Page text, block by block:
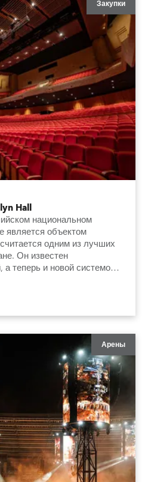
Закупки
Hall
национальном
является объектом
одним из лучших
Он известен
а теперь и новой системой
Арены